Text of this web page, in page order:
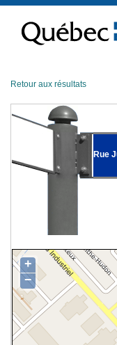
contenu
Retour aux résultats
Rue
+
−